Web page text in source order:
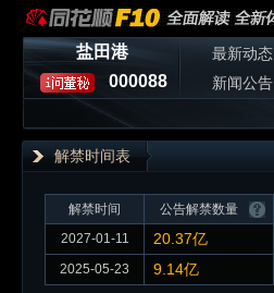
盐田港
000088
最新动态
新闻公告
解禁时间表
解禁时间 公告解禁数量
2027-01-11
20.37亿
2025-05-23 9.14亿